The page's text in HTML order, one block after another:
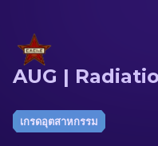
ปืนไรเฟิล
ปืนไรเฟิลซุ่มยิง
มีด
AUG |
เกรดอุตสาหกรรม